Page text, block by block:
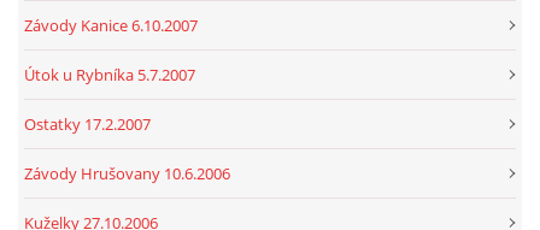
Závody Kanice 6.10.2007
Útok u Rybníka 5.7.2007
Ostatky 17.2.2007
Závody Hrušovany 10.6.2006
Kuželky 27.10.2006